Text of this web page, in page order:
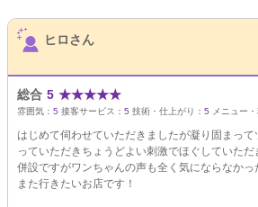
サロンPick Up
ヒロさん
総合 5 ★★★★★
雰囲気： 5 接客サービス： 5 技術・仕上がり： 5 メニュー・
はじめて伺わせていただきましたが凝り固まっ
っていただきちょうどよい刺激でほぐしていた
併設ですがワンちゃんの声も全く気にならなかっ
また行きたいお店です！